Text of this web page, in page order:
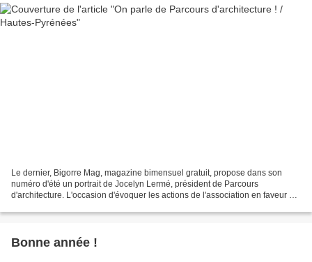
Le dernier, Bigorre Mag, magazine bimensuel gratuit, propose dans son
numéro d'été un portrait de Jocelyn Lermé, président de Parcours
d'architecture. L'occasion d'évoquer les actions de l'association en faveur de
Bonne année !